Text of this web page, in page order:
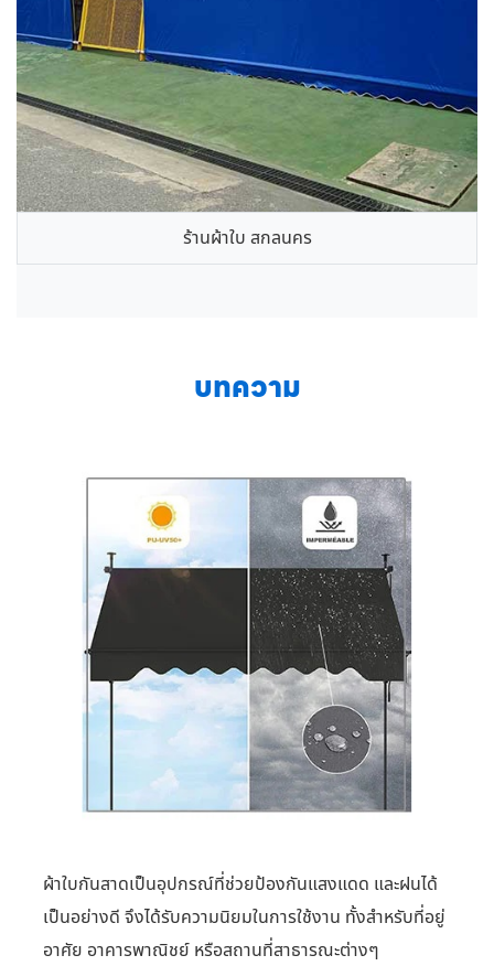
ร้านผ้าใบ สกลนคร
บทความ
ผ้าใบกันสาดเป็นอุปกรณ์ที่ช่วยป้องกันแสงแดด และฝนได้
เป็นอย่างดี จึงได้รับความนิยมในการใช้งาน ทั้งสำหรับที่อยู่
อาศัย อาคารพาณิชย์ หรือสถานที่สาธารณะต่างๆ